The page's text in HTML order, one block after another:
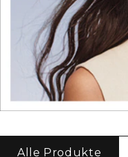
Alle Produkte